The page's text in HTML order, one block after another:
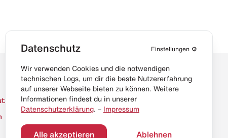
Datenschutz Einstellungen ⚙️
Wir verwenden Cookies und die notwendigen
technischen Logs, um dir die beste Nutzererfahrung
auf unserer Webseite bieten zu können. Weitere
Informationen findest du in unserer
Datenschutzerklärung. – Impressum
Alle akzeptieren Ablehnen